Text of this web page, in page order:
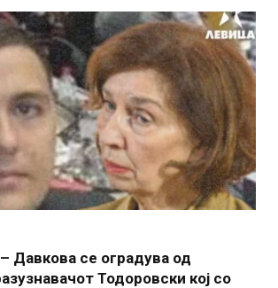
Давкова се оградува од
Тодоровски кој со